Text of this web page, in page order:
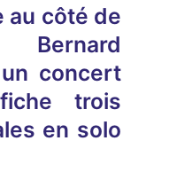
au côté de
concert
trois
en solo